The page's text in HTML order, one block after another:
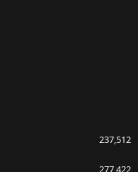
237,512
277,422